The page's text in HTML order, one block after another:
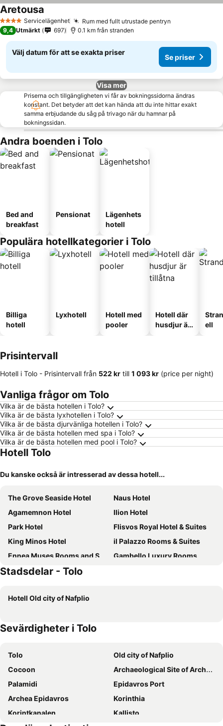
4 StjärnorServicelägenhet Rum med fullt utrustade pentryn
Aretousa
9,4 Utmärkt 697 0.1 km från stranden
Välj datum för att se exakta priser
Se priser
Visa mer
Priserna och tillgängligheten vi får av bokningssidorna ändras
konstant. Det betyder att det kan hända att du inte hittar exakt
samma erbjudande du såg på trivago när du hamnar på
bokningssidan.
Andra boenden i Tolo
Bed and
breakfast
Pensionat
Lägenhets
hotell
Populära hotellkategorier i Tolo
Billiga
hotell
Lyxhotell
Hotell med
pooler
Hotell där
husdjur är
ell
Prisintervall
Hotell i Tolo - Prisintervall från ‎522 kr till ‎1 093 kr (price per night)
Vanliga frågor om Tolo
Vilka är de bästa hotellen i Tolo?
Vilka är de bästa lyxhotellen i Tolo?
Vilka är de bästa djurvänliga hotellen i Tolo?
Vilka är de bästa hotellen med spa i Tolo?
Vilka är de bästa hotellen med pool i Tolo?
Hotell Tolo
Du kanske också är intresserad av dessa hotell...
The Grove Seaside Hotel
Naus Hotel
Agamemnon Hotel
Ilion Hotel
Park Hotel
Flisvos Royal Hotel & Suites
King Minos Hotel
il Palazzo Rooms & Suites
Ennea Muses Rooms and Suites
Gambello Luxury Rooms
Rex Hotel
Amfitriti Palazzo
pension Acronafplia ( building C )
Alonia Studios & Maisonettes
Koronis Hotel
Nafsimedon Hotel
pension Acronafplia B&D
999 Luxury Hotel
Leto Nuevo Hotel
Victoria Hotel
Amalia Hotel Nafplio
O Xenonas Ton Mylon
Meraki Apartments and Studios
Stadsdelar - Tolo
Hotell Old city of Nafplio
Sevärdigheter i Tolo
Tolo
Old city of Nafplio
Cocoon
Archaeological Site of Archea Korinthos
Palamidi
Epidavros Port
Archea Epidavros
Korinthia
Korintkanalen
Kallisto